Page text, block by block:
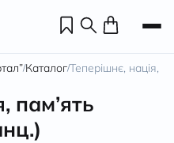
/Каталог/Теперішнє, нація,
пам’ять